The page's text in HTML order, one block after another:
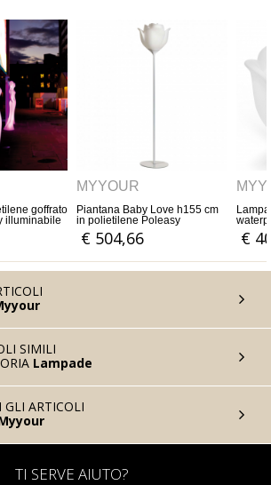
Love h155 cm
base bianca
MYYOUR
Lampada Baby Love
waterproof in polietilene
Poleasy illuminabile per uso
esterno a batteria
€ 400,66
SIMILI
Lampade
GLI ARTICOLI
TI SERVE AIUTO?